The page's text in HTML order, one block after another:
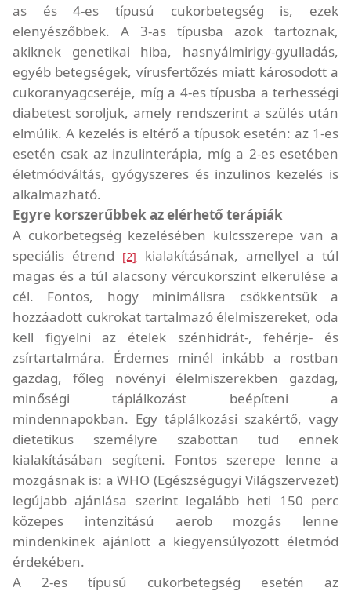
as és 4-es típusú cukorbetegség is, ezek
elenyészőbbek. A 3-as típusba azok tartoznak,
akiknek genetikai hiba, hasnyálmirigy-gyulladás,
egyéb betegségek, vírusfertőzés miatt károsodott a
cukoranyagcseréje, míg a 4-es típusba a terhességi
diabetest soroljuk, amely rendszerint a szülés után
elmúlik. A kezelés is eltérő a típusok esetén: az 1-es
esetén csak az inzulinterápia, míg a 2-es esetében
életmódváltás, gyógyszeres és inzulinos kezelés is
alkalmazható.
Egyre korszerűbbek az elérhető terápiák
A cukorbetegség kezelésében kulcsszerepe van a
speciális étrend [2]
kialakításának, amellyel a túl
magas és a túl alacsony vércukorszint elkerülése a
cél. Fontos, hogy minimálisra csökkentsük a
hozzáadott cukrokat tartalmazó élelmiszereket, oda
kell figyelni az ételek szénhidrát-, fehérje- és
zsírtartalmára. Érdemes minél inkább a rostban
gazdag, főleg növényi élelmiszerekben gazdag,
minőségi táplálkozást beépíteni a
mindennapokban. Egy táplálkozási szakértő, vagy
dietetikus személyre szabottan tud ennek
kialakításában segíteni. Fontos szerepe lenne a
mozgásnak is: a WHO (Egészségügyi Világszervezet)
legújabb ajánlása szerint legalább heti 150 perc
közepes intenzitású aerob mozgás lenne
mindenkinek ajánlott a kiegyensúlyozott életmód
érdekében.
A 2-es típusú cukorbetegség esetén az